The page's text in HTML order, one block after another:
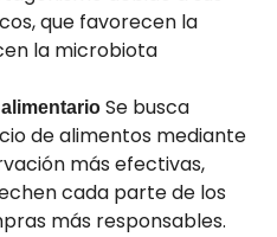
que favorecen la
la microbiota
Se busca
de alimentos mediante
más efectivas,
cada parte de los
más responsables.